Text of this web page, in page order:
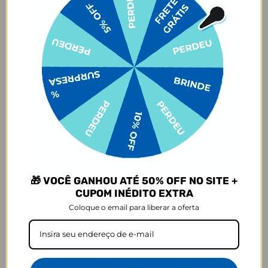
Agora vem a melhor parte: está disponível em centenas de
estampas que agradam desde os minimalistas até os pais de pets e
amantes de futebol. E claro, isso tudo sem mencionar todos os
personagens mais amados que fazem parte do nosso portfólio. Seja
qual for sua personalidade, existe uma estampa perfeita te
esperando! Para o trabalho, academia ou aventuras diárias, esta
garrafa é a escolha ideal para quem busca praticidade e estilo.
Quer uma dica? Para manter sua bebida ainda mais gelada,
recomendamos colocar gelo dentro da garrafa.
Dimensões e Composição
- Capacidade: 500ml
- Composição: Aço inoxidável 304 (aço inoxidável 18/8)
- Dimensões (com tampa): 27x7 cm
- Frasco livre de BPA
1. Lavar o produto antes do primeiro uso;
2. Não colocar o produto na geladeira ou no congelador, isso pode
danificá-lo. Recomenda-se pré-aquecer ou pré-resfriar a garrafa
com água antes de colocar o conteúdo, para mais tempo de
conservação.
🎁 VOCÊ GANHOU ATÉ 50% OFF NO SITE +
CUPOM INÉDITO EXTRA
Coloque o email para liberar a oferta